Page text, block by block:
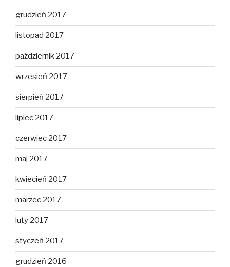
grudzień 2017
listopad 2017
październik 2017
wrzesień 2017
sierpień 2017
lipiec 2017
czerwiec 2017
maj 2017
kwiecień 2017
marzec 2017
luty 2017
styczeń 2017
grudzień 2016